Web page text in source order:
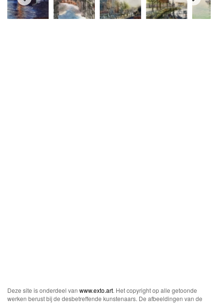
Deze site is onderdeel van www.exto.art. Het copyright op alle getoonde
werken berust bij de desbetreffende kunstenaars. De afbeeldingen van de